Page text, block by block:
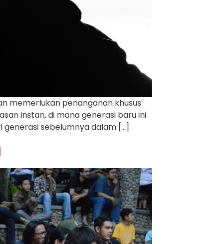
memerlukan penanganan khusus
instan, di mana generasi baru ini
sebelumnya dalam […]